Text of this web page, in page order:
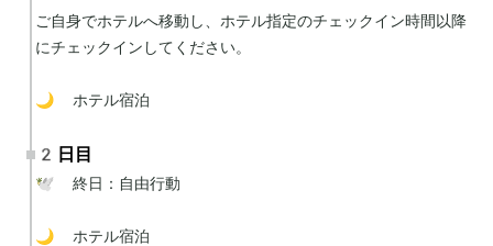
ご自身でホテルへ移動し、ホテル指定のチェックイン時間以降
にチェックインしてください。
🌙 ホテル宿泊
2日目
🕊 終日：自由行動
🌙 ホテル宿泊